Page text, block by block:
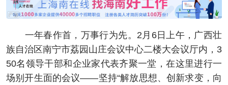
教育 健康 房产
生活 演出 活动
展会 走读海南 周末去哪儿
一年春作首，万事行为先。2月6日上午，广西壮
族自治区南宁市荔园山庄会议中心二楼大会议厅内，3
50名领导干部和企业家代表齐聚一堂，在这里进行一
场别开生面的会议——坚持“解放思想、创新求变，向